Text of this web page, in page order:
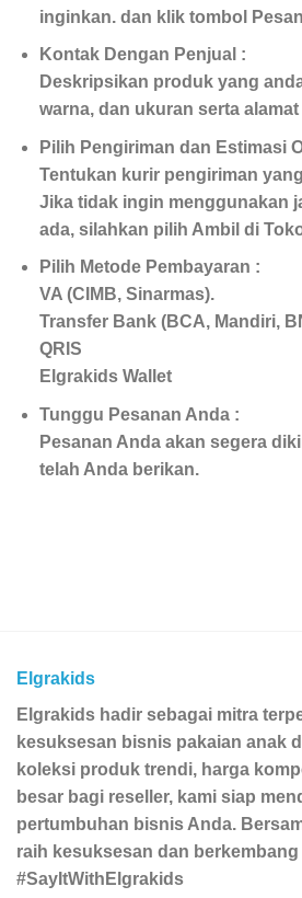
inginkan. dan klik tombol
Kontak Dengan Penjual :
Deskripsikan produk yang
warna, dan ukuran serta
Pilih Pengiriman dan Estimasi
Tentukan kurir pengiriman
Jika tidak ingin menggunakan
ada, silahkan pilih Ambil di
Pilih Metode Pembayaran :
VA (CIMB, Sinarmas).
Transfer Bank (BCA, Mandiri,
QRIS
Elgrakids Wallet
Tunggu Pesanan Anda :
Pesanan Anda akan segera
telah Anda berikan.
Elgrakids
Elgrakids hadir sebagai mitra
kesuksesan bisnis pakaian anak
koleksi produk trendi, harga
besar bagi reseller, kami siap
pertumbuhan bisnis Anda.
raih kesuksesan dan
#SayItWithElgrakids